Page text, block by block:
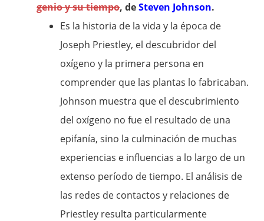
genio y su tiempo, deSteven Johnson.
Es la historia de la vida y la época de
Joseph Priestley, el descubridor del
oxígeno y la primera persona en
comprender que las plantas lo fabricaban.
Johnson muestra que el descubrimiento
del oxígeno no fue el resultado de una
epifanía, sino la culminación de muchas
experiencias e influencias a lo largo de un
extenso período de tiempo. El análisis de
las redes de contactos y relaciones de
Priestley resulta particularmente